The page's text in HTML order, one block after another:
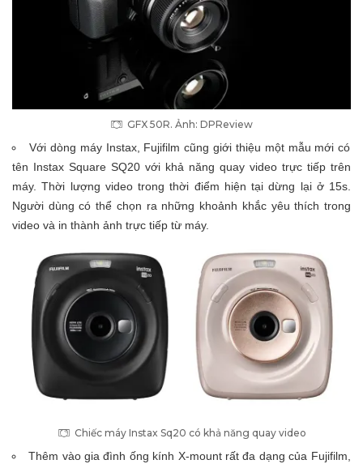
GFX 50R. Ảnh: DPReview
Với dòng máy Instax, Fujifilm cũng giới thiệu một mẫu mới có
tên Instax Square SQ20 với khả năng quay video trực tiếp trên
máy. Thời lượng video trong thời điểm hiện tại dừng lại ở 15s.
Người dùng có thể chọn ra những khoảnh khắc yêu thích trong
video và in thành ảnh trực tiếp từ máy.
Chiếc máy Instax Sq20 có khả năng quay video
Thêm vào gia đình ống kính X-mount rất đa dạng của Fujifilm,